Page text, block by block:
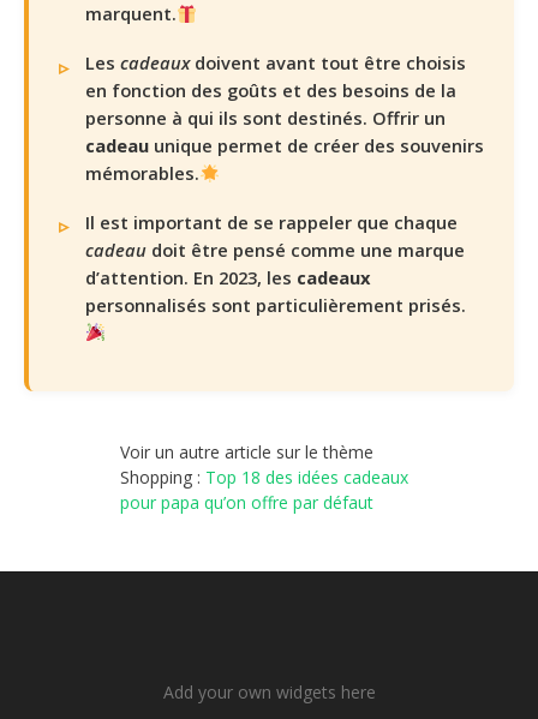
marquent.
Les cadeauxdoivent avant tout être choisis
en fonction des goûts et des besoins de la
personne à qui ils sont destinés. Offrir un
cadeau unique permet de créer des souvenirs
mémorables.
Il est important de se rappeler que chaque
cadeau doit être pensé comme une marque
d’attention. En 2023, les cadeaux
personnalisés sont particulièrement prisés.
Voir un autre article sur le thème
Shopping : Top 18 des idées cadeaux
pour papa qu’on offre par défaut
Add your own widgets here